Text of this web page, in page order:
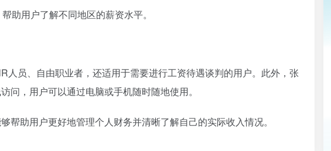
助用户了解不同地区的薪资水平。
员、自由职业者，还适用于需要进行工资待遇谈判的用户。此外，张
问，用户可以通过电脑或手机随时随地使用。
助用户更好地管理个人财务并清晰了解自己的实际收入情况。